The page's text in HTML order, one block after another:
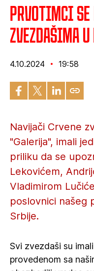
Prvotimci
zvezdašima
4.10.2024 19:58
Navijači Crvene
"Galerija", imali
priliku da se
Lekovićem,
Vladimirom
poslovnici našeg
Srbije.
Svi zvezdaši su
provedenom sa